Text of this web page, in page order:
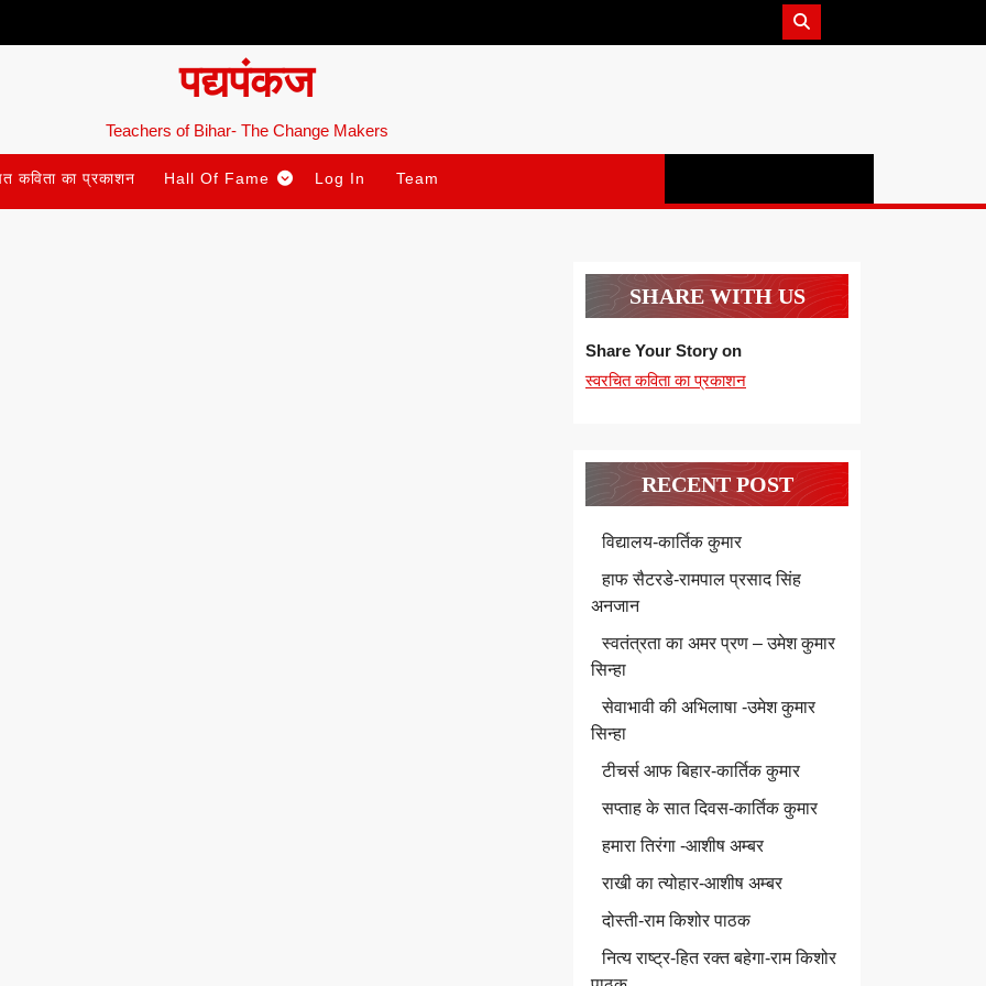
पद्यपंकज
Teachers of Bihar- The Change Makers
कविता का प्रकाशन Hall Of Fame Log In Team
SHARE WITH US
Share Your Story on
स्वरचित कविता का प्रकाशन
RECENT POST
विद्यालय-कार्तिक कुमार
हाफ सैटरडे-रामपाल प्रसाद सिंह
अनजान
स्वतंत्रता का अमर प्रण – उमेश कुमार
सिन्हा
सेवाभावी की अभिलाषा -उमेश कुमार
सिन्हा
टीचर्स आफ बिहार-कार्तिक कुमार
सप्ताह के सात दिवस-कार्तिक कुमार
हमारा तिरंगा -आशीष अम्बर
राखी का त्योहार-आशीष अम्बर
दोस्ती-राम किशोर पाठक
नित्य राष्ट्र-हित रक्त बहेगा-राम किशोर